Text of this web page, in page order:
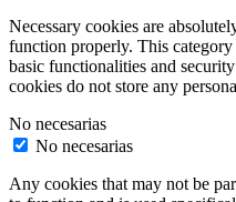
Necessary cookies are
function properly. This
basic functionalities and
cookies do not store any
No necesarias
No necesarias
Any cookies that may not be